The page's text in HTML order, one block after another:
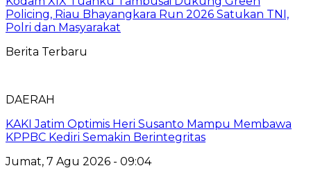
Policing, Riau Bhayangkara Run 2026 Satukan TNI,
Polri dan Masyarakat
Berita Terbaru
DAERAH
KAKI Jatim Optimis Heri Susanto Mampu Membawa
KPPBC Kediri Semakin Berintegritas
Jumat, 7 Agu 2026 - 09:04